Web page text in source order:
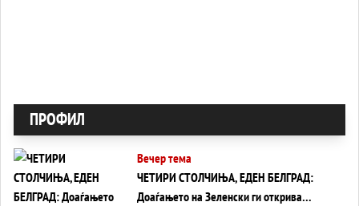
ПРОФИЛ
Вечер тема
ЧЕТИРИ СТОЛЧИЊА, ЕДЕН БЕЛГРАД:
Доаѓањето на Зеленски ги открива